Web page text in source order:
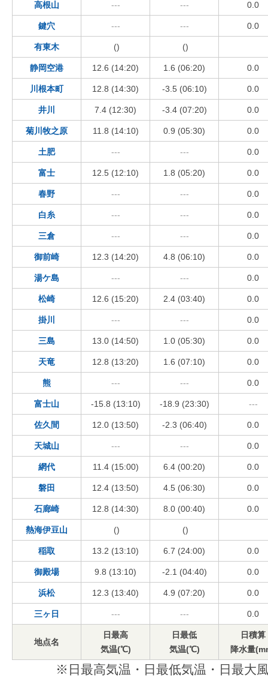
高根山 --- --- 0.0
鍵穴 --- --- 0.0
有東木 () ()
静岡空港 12.6 (14:20) 1.6 (06:20) 0.0
川根本町 12.8 (14:30) -3.5 (06:10) 0.0
井川 7.4 (12:30) -3.4 (07:20) 0.0
菊川牧之原 11.8 (14:10) 0.9 (05:30) 0.0
土肥 --- --- 0.0
富士 12.5 (12:10) 1.8 (05:20) 0.0
春野 --- --- 0.0
白糸 --- --- 0.0
三倉 --- --- 0.0
御前崎 12.3 (14:20) 4.8 (06:10) 0.0
湯ケ島 --- --- 0.0
松崎 12.6 (15:20) 2.4 (03:40) 0.0
掛川 --- --- 0.0
三島 13.0 (14:50) 1.0 (05:30) 0.0
天竜 12.8 (13:20) 1.6 (07:10) 0.0
熊 --- --- 0.0
富士山 -15.8 (13:10) -18.9 (23:30) ---
佐久間 12.0 (13:50) -2.3 (06:40) 0.0
天城山 --- --- 0.0
網代 11.4 (15:00) 6.4 (00:20) 0.0
磐田 12.4 (13:50) 4.5 (06:30) 0.0
石廊崎 12.8 (14:30) 8.0 (00:40) 0.0
熱海伊豆山 () ()
稲取 13.2 (13:10) 6.7 (24:00) 0.0
御殿場 9.8 (13:10) -2.1 (04:40) 0.0
浜松 12.3 (13:40) 4.9 (07:20) 0.0
三ヶ日 --- --- 0.0
地点名
日最高
気温(℃)
日最低
気温(℃)
日積算
降水量
※日最高気温・日最低気温・日最大